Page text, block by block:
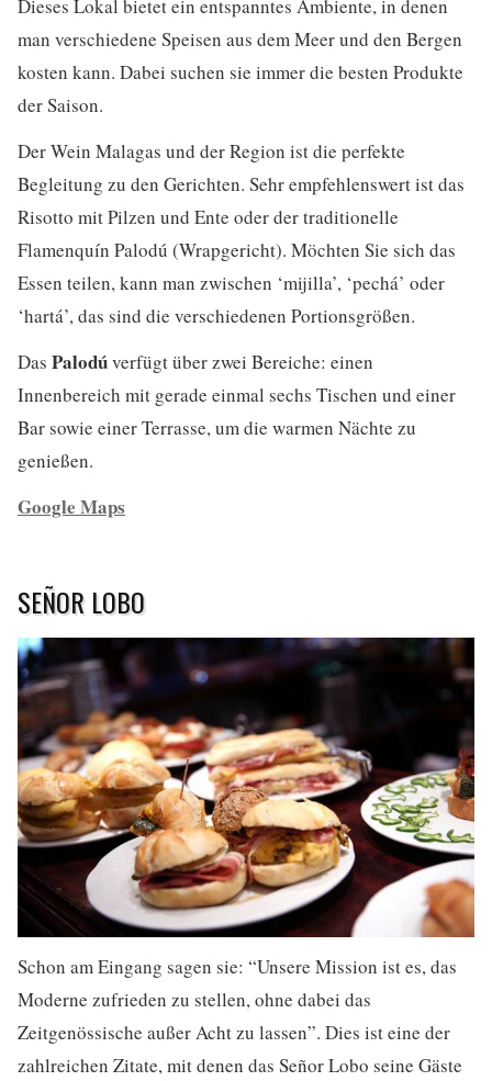
Dieses Lokal bietet ein entspanntes Ambiente, in denen
man verschiedene Speisen aus dem Meer und den Bergen
kosten kann. Dabei suchen sie immer die besten Produkte
der Saison.
Der Wein Malagas und der Region ist die perfekte
Begleitung zu den Gerichten. Sehr empfehlenswert ist das
Risotto mit Pilzen und Ente oder der traditionelle
Flamenquín Palodú (Wrapgericht). Möchten Sie sich das
Essen teilen, kann man zwischen ‘mijilla’, ‘pechá’ oder
‘hartá’, das sind die verschiedenen Portionsgrößen.
Das Palodúverfügt über zwei Bereiche: einen
Innenbereich mit gerade einmal sechs Tischen und einer
Bar sowie einer Terrasse, um die warmen Nächte zu
genießen.
Google Maps
SEÑOR LOBO
Schon am Eingang sagen sie: “Unsere Mission ist es, das
Moderne zufrieden zu stellen, ohne dabei das
Zeitgenössische außer Acht zu lassen”. Dies ist eine der
zahlreichen Zitate, mit denen das Señor Lobo seine Gäste